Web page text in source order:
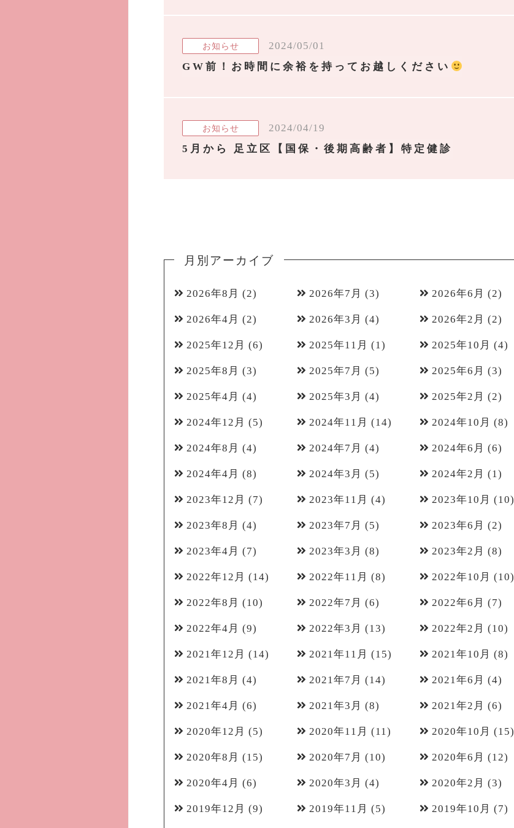
お知らせ
2024/05/01
GW前！お時間に余裕を持ってお越しください
お知らせ
2024/04/19
5月から 足立区【国保・後期高齢者】特定健診
月別アーカイブ
2026年8月 (2) 2026年7月 (3) 2026年6月 (2)
2026年4月 (2) 2026年3月 (4) 2026年2月 (2)
2025年12月 (6) 2025年11月 (1) 2025年10月 (4)
2025年8月 (3) 2025年7月 (5) 2025年6月 (3)
2025年4月 (4) 2025年3月 (4) 2025年2月 (2)
2024年12月 (5) 2024年11月 (14) 2024年10月 (8)
2024年8月 (4) 2024年7月 (4) 2024年6月 (6)
2024年4月 (8) 2024年3月 (5) 2024年2月 (1)
2023年12月 (7) 2023年11月 (4) 2023年10月 (10)
2023年8月 (4) 2023年7月 (5) 2023年6月 (2)
2023年4月 (7) 2023年3月 (8) 2023年2月 (8)
2022年12月 (14) 2022年11月 (8) 2022年10月 (10)
2022年8月 (10) 2022年7月 (6) 2022年6月 (7)
2022年4月 (9) 2022年3月 (13) 2022年2月 (10)
2021年12月 (14) 2021年11月 (15) 2021年10月 (8)
2021年8月 (4) 2021年7月 (14) 2021年6月 (4)
2021年4月 (6) 2021年3月 (8) 2021年2月 (6)
2020年12月 (5) 2020年11月 (11) 2020年10月 (15)
2020年8月 (15) 2020年7月 (10) 2020年6月 (12)
2020年4月 (6) 2020年3月 (4) 2020年2月 (3)
2019年12月 (9) 2019年11月 (5) 2019年10月 (7)